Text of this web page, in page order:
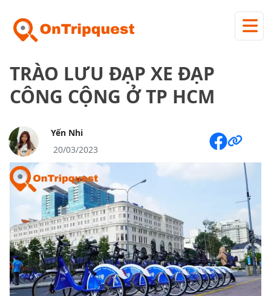
TRÀO LƯU ĐẠP XE ĐẠP
CÔNG CỘNG Ở TP HCM
Yến Nhi
20/03/2023